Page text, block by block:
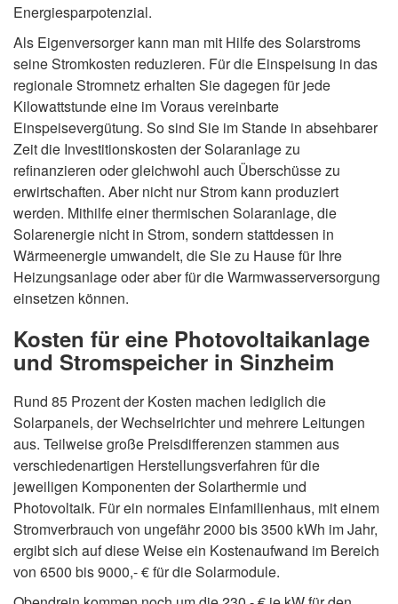
Energiesparpotenzial.
Als Eigenversorger kann man mit Hilfe des Solarstroms
seine Stromkosten reduzieren. Für die Einspeisung in das
regionale Stromnetz erhalten Sie dagegen für jede
Kilowattstunde eine im Voraus vereinbarte
Einspeisevergütung. So sind Sie im Stande in absehbarer
Zeit die Investitionskosten der Solaranlage zu
refinanzieren oder gleichwohl auch Überschüsse zu
erwirtschaften. Aber nicht nur Strom kann produziert
werden. Mithilfe einer thermischen Solaranlage, die
Solarenergie nicht in Strom, sondern stattdessen in
Wärmeenergie umwandelt, die Sie zu Hause für Ihre
Heizungsanlage oder aber für die Warmwasserversorgung
einsetzen können.
Kosten für eine Photovoltaikanlage
und Stromspeicher in Sinzheim
Rund 85 Prozent der Kosten machen lediglich die
Solarpanels, der Wechselrichter und mehrere Leitungen
aus. Teilweise große Preisdifferenzen stammen aus
verschiedenartigen Herstellungsverfahren für die
jeweiligen Komponenten der Solarthermie und
Photovoltaik. Für ein normales Einfamilienhaus, mit einem
Stromverbrauch von ungefähr 2000 bis 3500 kWh im Jahr,
ergibt sich auf diese Weise ein Kostenaufwand im Bereich
von 6500 bis 9000,- € für die Solarmodule.